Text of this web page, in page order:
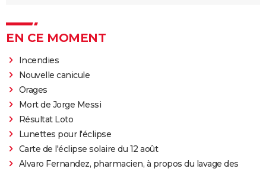
EN CE MOMENT
Incendies
Nouvelle canicule
Orages
Mort de Jorge Messi
Résultat Loto
Lunettes pour l'éclipse
Carte de l'éclipse solaire du 12 août
Alvaro Fernandez, pharmacien, à propos du lavage des